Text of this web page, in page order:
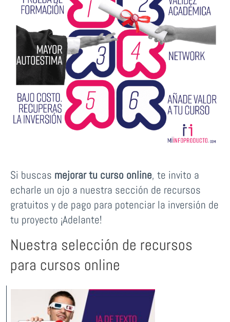
Si buscas mejorar tu curso online, te invito a
echarle un ojo a nuestra sección de recursos
gratuitos y de pago para potenciar la inversión de
tu proyecto ¡Adelante!
Nuestra selección de recursos
para cursos online